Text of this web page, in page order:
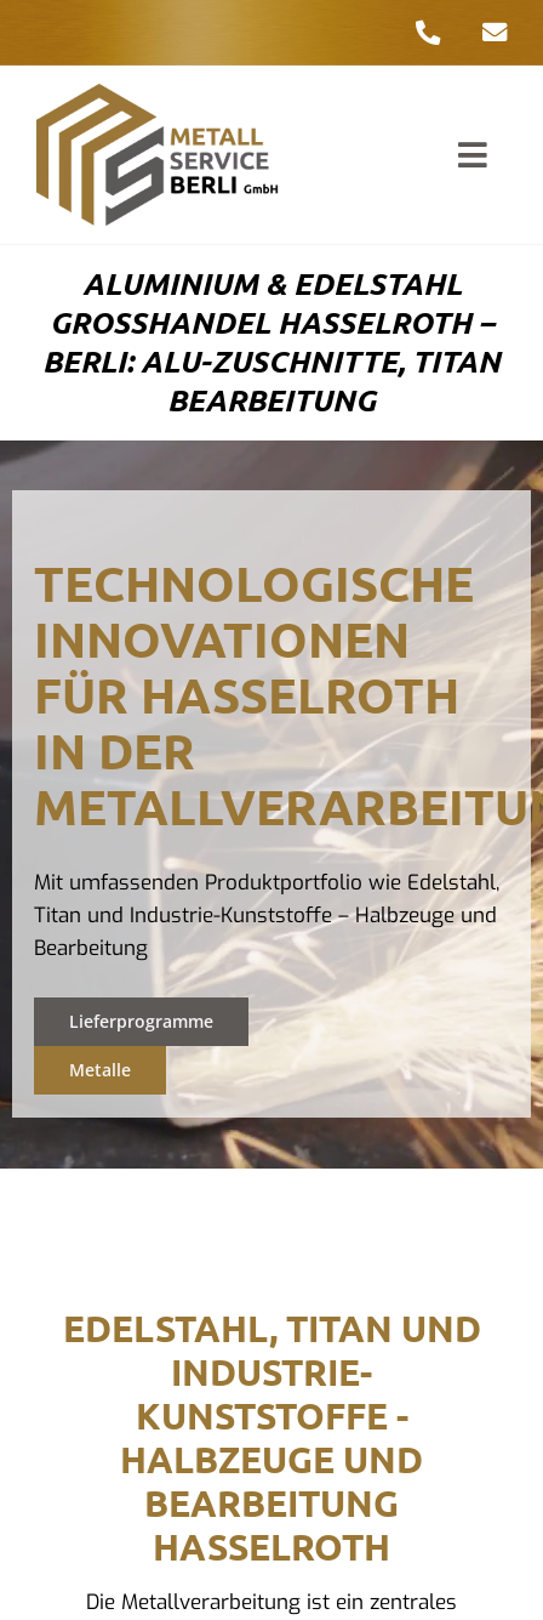
ALUMINIUM & EDELSTAHL
GROSSHANDEL HASSELROTH – B
ERLI: ALU-ZUSCHNITTE, TITAN B
EARBEITUNG
TECHNOLOGISCHE
INNOVATIONEN
FÜR HASSELROTH
IN DER
Mit umfassenden Produktportfolio wie Edelstahl,
Titan und Industrie-Kunststoffe – Halbzeuge und
Bearbeitung
Lieferprogramme
Metalle
EDELSTAHL, TITAN UND
INDUSTRIE-
KUNSTSTOFFE -
HALBZEUGE UND
BEARBEITUNG
HASSELROTH
Die Metallverarbeitung ist ein zentrales